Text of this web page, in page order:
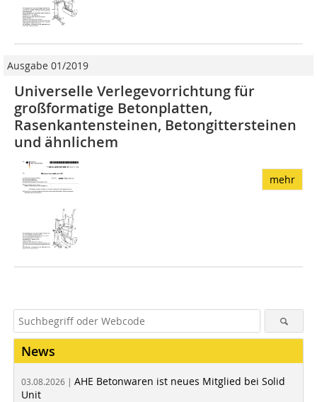
Ausgabe 01/2019
Universelle Verlegevorrichtung für
großformatige Betonplatten,
Rasenkantensteinen, Betongittersteinen
und ähnlichem
mehr
News
03.08.2026 | AHE Betonwaren ist neues Mitglied bei Solid
Unit